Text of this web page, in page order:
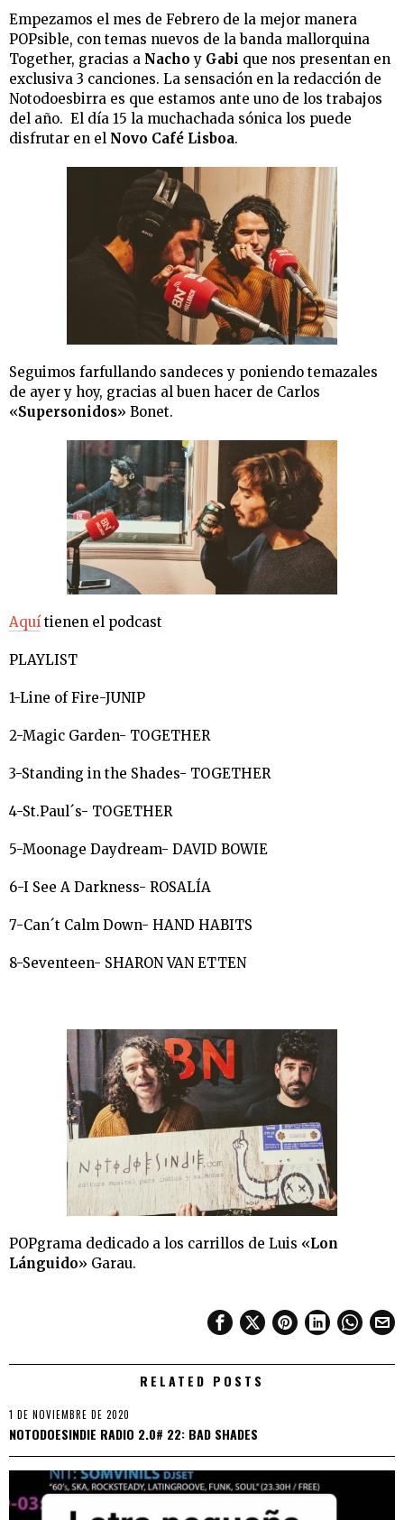
Empezamos el mes de Febrero de la mejor manera
POPsible, con temas nuevos de la banda mallorquina
Together, gracias a Nacho y Gabi que nos presentan en
exclusiva 3 canciones. La sensación en la redacción de
Notodoesbirra es que estamos ante uno de los trabajos
del año. El día 15 la muchachada sónica los puede
disfrutar en el Novo Café Lisboa.
Seguimos farfullando sandeces y poniendo temazales
de ayer y hoy, gracias al buen hacer de Carlos
«Supersonidos» Bonet.
Aquí tienen el podcast
PLAYLIST
1-Line of Fire-JUNIP
2-Magic Garden- TOGETHER
3-Standing in the Shades- TOGETHER
4-St.Paul´s- TOGETHER
5-Moonage Daydream- DAVID BOWIE
6-I See A Darkness- ROSALÍA
7-Can´t Calm Down- HAND HABITS
8-Seventeen- SHARON VAN ETTEN
POPgrama dedicado a los carrillos de Luis «Lon
Lánguido» Garau.
RELATED POSTS
1 DE NOVIEMBRE DE 2020
NOTODOESINDIE RADIO 2.0# 22: BAD SHADES